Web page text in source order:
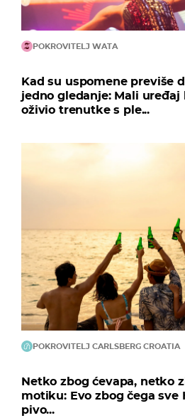
POKROVITELJ WATA
Kad su uspomene previše
jedno gledanje: Mali
oživio trenutke s ple...
POKROVITELJ CARLSBERG CROATIA
Netko zbog ćevapa, netko
motiku: Evo zbog čega sve
pivo...